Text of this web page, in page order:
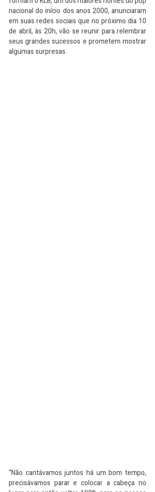
nacional do início dos anos 2000, anunciaram
em suas redes sociais que no próximo dia 10
de abril, às 20h, vão se reunir para relembrar
seus grandes sucessos e prometem mostrar
algumas surpresas.
“Não cantávamos juntos há um bom tempo,
precisávamos parar e colocar a cabeça no